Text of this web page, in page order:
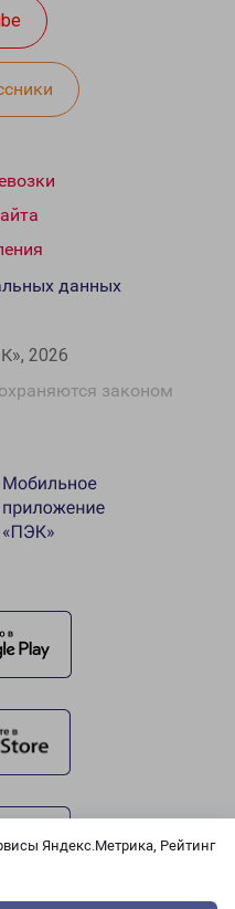
Яндекс.Метрика, Рейтинг
2026
законом
данных